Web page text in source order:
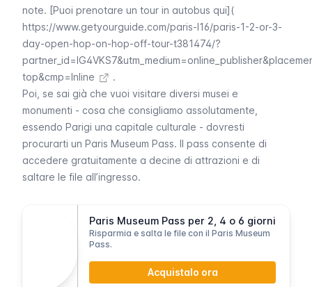
note. [Puoi prenotare un tour in autobus qui](
https://www.getyourguide.com/paris-l16/paris-1-2-or-3-
day-open-hop-on-hop-off-tour-t381474/?
top&cmp=Inline
.
Poi, se sai già che vuoi visitare diversi musei e
monumenti - cosa che consigliamo assolutamente,
essendo Parigi una capitale culturale - dovresti
procurarti un Paris Museum Pass. Il pass consente di
accedere gratuitamente a decine di attrazioni e di
saltare le file all’ingresso.
Paris Museum Pass per 2, 4 o 6 giorni
Risparmia e salta le file con il Paris Museum
Pass.
Acquistalo ora